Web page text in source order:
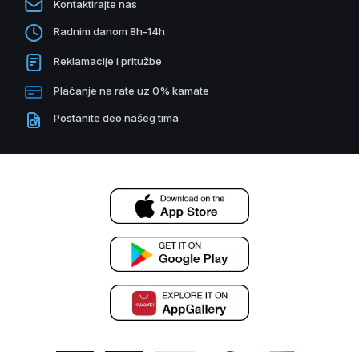
Kontaktirajte nas
Radnim danom 8h-14h
Reklamacije i pritužbe
Plaćanje na rate uz 0% kamate
Postanite deo našeg tima